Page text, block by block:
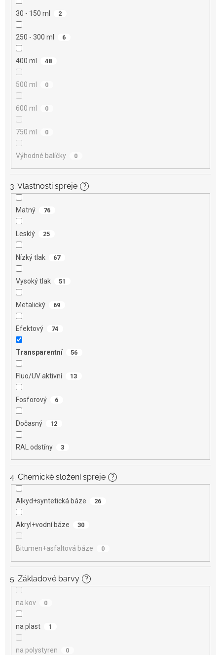
30 - 150 ml 2
250 - 300 ml 6
400 ml 48
500 ml 0
600 ml 0
750 ml 0
Výhodné balíčky 0
3. Vlastnosti spreje ?
Matný 76
Lesklý 25
Nízký tlak 67
Vysoký tlak 51
Metalický 69
Efektový 74
Transparentní 56
Fluo/UV aktivní 13
Fosforový 6
Dočasný 12
RAL odstíny 3
4. Chemické složení spreje ?
Alkyd+syntetická báze 26
Akryl+vodní báze 30
Bitumen+asfaltová báze 0
5. Základové barvy ?
na kov 0
na plast 1
na polystyren 0